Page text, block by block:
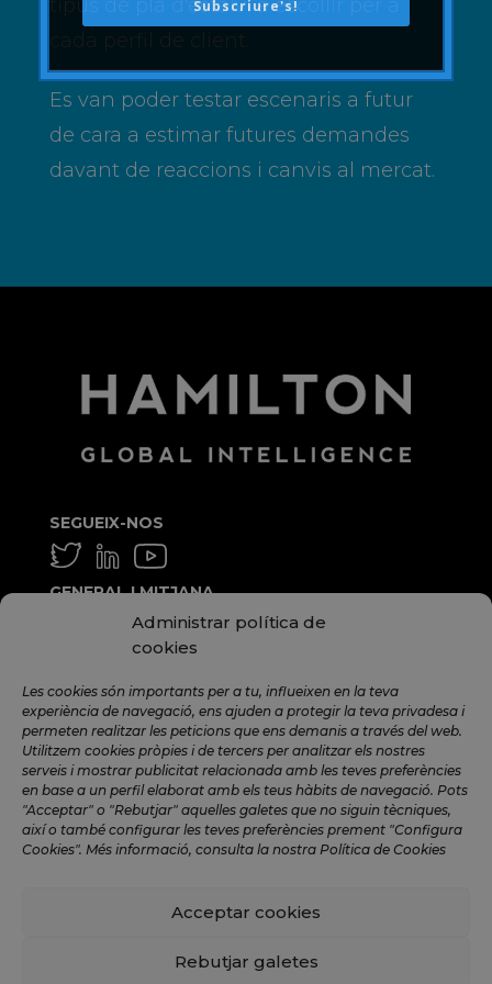
Administrar política de
cookies
Les cookies són importants per a tu, influeixen en la teva
experiència de navegació, ens ajuden a protegir la teva privadesa i
permeten realitzar les peticions que ens demanis a través del web.
Utilitzem cookies pròpies i de tercers per analitzar els nostres
serveis i mostrar publicitat relacionada amb les teves preferències
en base a un perfil elaborat amb els teus hàbits de navegació. Pots
"Acceptar" o "Rebutjar" aquelles galetes que no siguin tècniques,
així o també configurar les teves preferències prement "Configura
Cookies". Més informació, consulta la nostra Política de Cookies
Acceptar cookies
Rebutjar galetes
tipus de pla d'estalvi a escollir per a
cada perfil de client.
Es van poder testar escenaris a futur
de cara a estimar futures demandes
davant de reaccions i canvis al mercat.
SEGUEIX-NOS
GENERAL I MITJANA
info@hamilton.global
talent@hamilton.global
SUBSCRIU-TE A LA NEWSLETTER
MENSUAL
©️ 2024 Hamilton Global Intelligence. |
Política de Xarxes Socials
Subscriure's!